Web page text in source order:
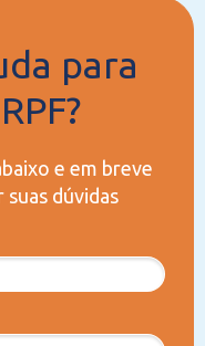
para
e em breve
dúvidas